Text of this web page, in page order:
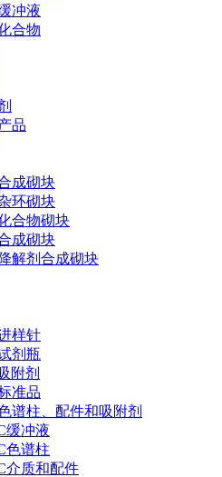
冲液
合物
品
成砌块
环砌块
合物砌块
成砌块
解剂合成砌块
样针
剂瓶
附剂
准品
谱柱、配件和吸附剂
缓冲液
色谱柱
介质和配件